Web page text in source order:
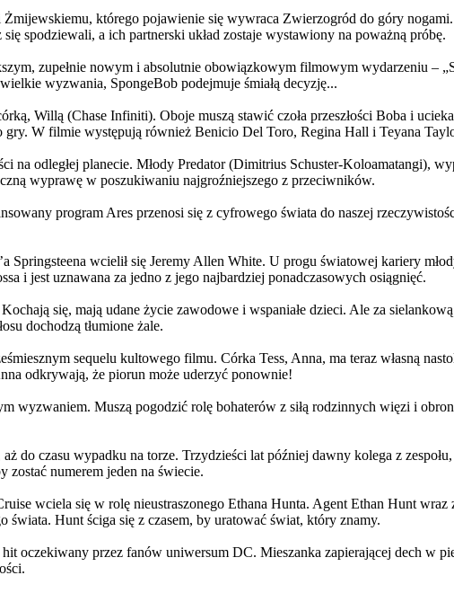
którego pojawienie się wywraca Zwierzogród do góry
spodziewali, a ich partnerski układ zostaje wystawiony na poważną próbę.
zupełnie nowym i absolutnie obowiązkowym filmowym wydarzeniu –
wyzwania, SpongeBob podejmuje śmiałą decyzję...
Willą (Chase Infiniti). Oboje muszą stawić czoła przeszłości Boba i
W filmie występują również Benicio Del Toro, Regina Hall i Teyana
na odległej planecie. Młody Predator (Dimitrius Schuster-Koloamatangi),
wyprawę w poszukiwaniu najgroźniejszego z przeciwników.
program Ares przenosi się z cyfrowego świata do naszej
wcielił się Jeremy Allen White. U progu światowej kariery
i jest uznawana za jedno z jego najbardziej ponadczasowych osiągnięć.
się, mają udane życie zawodowe i wspaniałe dzieci. Ale za
dochodzą tłumione żale.
sequelu kultowego filmu. Córka Tess, Anna, ma teraz własną
odkrywają, że piorun może uderzyć ponownie!
wyzwaniem. Muszą pogodzić rolę bohaterów z siłą rodzinnych więzi i
czasu wypadku na torze. Trzydzieści lat później dawny kolega z
zostać numerem jeden na świecie.
wciela się w rolę nieustraszonego Ethana Hunta. Agent Ethan Hunt wraz
Hunt ściga się z czasem, by uratować świat, który znamy.
oczekiwany przez fanów uniwersum DC. Mieszanka zapierającej dech w